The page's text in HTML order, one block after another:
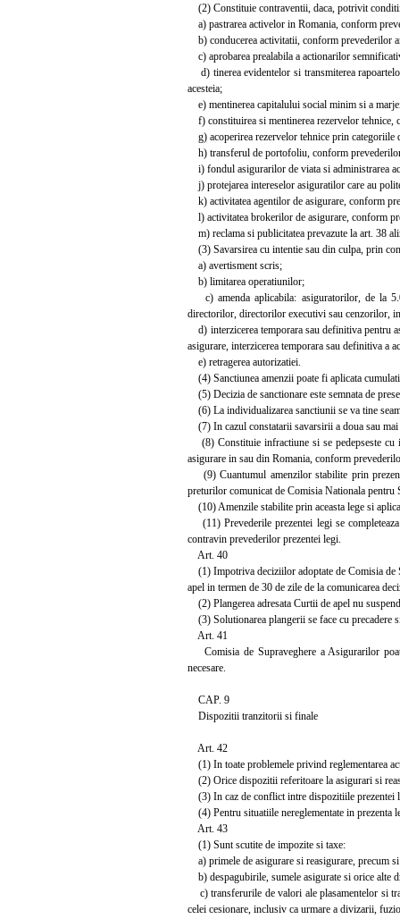
(2) Constituie contraventii, daca, potrivit
a) pastrarea activelor in Romania, conform
b) conducerea activitatii, conform prevederilor
c) aprobarea prealabila a actionarilor
d) tinerea evidentelor si transmiterea
acesteia;
e) mentinerea capitalului social minim si a
f) constituirea si mentinerea rezervelor tehnice,
g) acoperirea rezervelor tehnice prin
h) transferul de portofoliu, conform
i) fondul asigurarilor de viata si administrarea
j) protejarea intereselor asiguratilor care au
k) activitatea agentilor de asigurare, conform
l) activitatea brokerilor de asigurare, conform
m) reclama si publicitatea prevazute la art. 38
(3) Savarsirea cu intentie sau din culpa, prin
a) avertisment scris;
b) limitarea operatiunilor;
c) amenda aplicabila: asiguratorilor, de la
directorilor, directorilor executivi sau cenzorilor,
d) interzicerea temporara sau definitiva pentru
asigurare, interzicerea temporara sau definitiva a
e) retragerea autorizatiei.
(4) Sanctiunea amenzii poate fi aplicata
(5) Decizia de sanctionare este semnata de
(6) La individualizarea sanctiunii se va tine
(7) In cazul constatarii savarsirii a doua sau mai
(8) Constituie infractiune si se pedepseste cu
asigurare in sau din Romania, conform
(9) Cuantumul amenzilor stabilite prin
preturilor comunicat de Comisia Nationala pentru
(10) Amenzile stabilite prin aceasta lege si
(11) Prevederile prezentei legi se
contravin prevederilor prezentei legi.
Art. 40
(1) Impotriva deciziilor adoptate de Comisia de
apel in termen de 30 de zile de la comunicarea
(2) Plangerea adresata Curtii de apel nu
(3) Solutionarea plangerii se face cu precadere
Art. 41
Comisia de Supraveghere a Asigurarilor
necesare.
CAP. 9
Dispozitii tranzitorii si finale
Art. 42
(1) In toate problemele privind reglementarea
(2) Orice dispozitii referitoare la asigurari si
(3) In caz de conflict intre dispozitiile prezentei
(4) Pentru situatiile nereglementate in prezenta
Art. 43
(1) Sunt scutite de impozite si taxe:
a) primele de asigurare si reasigurare, precum
b) despagubirile, sumele asigurate si orice alte
c) transferurile de valori ale plasamentelor si
celei cesionare, inclusiv ca urmare a divizarii,